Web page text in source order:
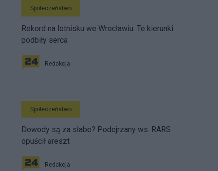
Społeczeństwo
Rekord na lotnisku we Wrocławiu. Te kierunki
podbiły serca
Redakcja
Społeczeństwo
Dowody są za słabe? Podejrzany ws. RARS
opuścił areszt
Redakcja